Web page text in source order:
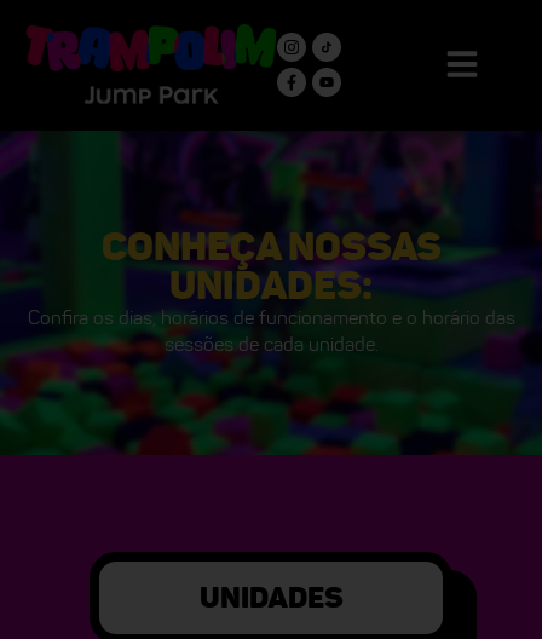
CONHEÇA NOSSAS
UNIDADES:
Confira os dias, horários de funcionamento e o horário das
sessões de cada unidade.
UNIDADES